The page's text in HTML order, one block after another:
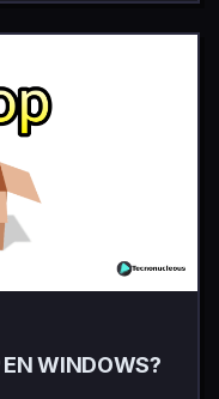
WINDOWS?